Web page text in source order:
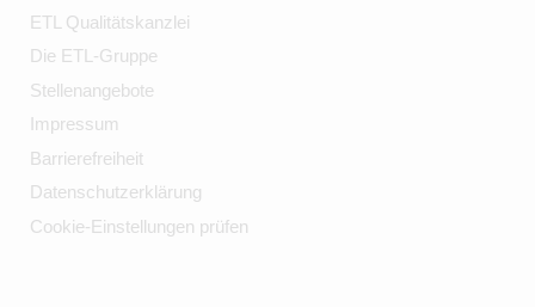
ETL Qualitätskanzlei
Die ETL-Gruppe
Stellenangebote
Impressum
Barrierefreiheit
Datenschutzerklärung
Cookie-Einstellungen prüfen